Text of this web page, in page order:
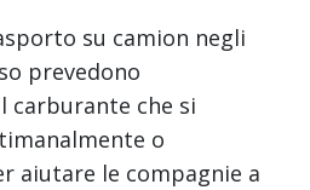
su camion negli
prevedono
carburante che si
o
aiutare le compagnie a